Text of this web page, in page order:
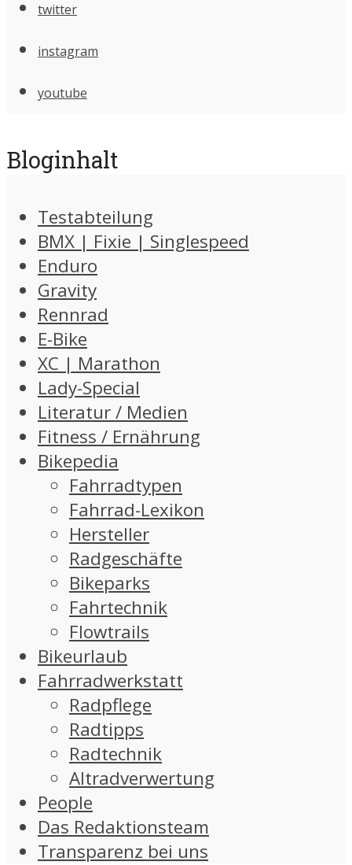
twitter
instagram
youtube
Bloginhalt
Testabteilung
BMX | Fixie | Singlespeed
Enduro
Gravity
Rennrad
E-Bike
XC | Marathon
Lady-Special
Literatur / Medien
Fitness / Ernährung
Bikepedia
Fahrradtypen
Fahrrad-Lexikon
Hersteller
Radgeschäfte
Bikeparks
Fahrtechnik
Flowtrails
Bikeurlaub
Fahrradwerkstatt
Radpflege
Radtipps
Radtechnik
Altradverwertung
People
Das Redaktionsteam
Transparenz bei uns